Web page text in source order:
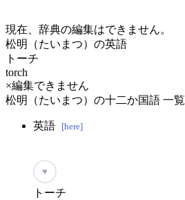
現在、辞典の編集はできません。
松明（たいまつ）の英語
トーチ
torch
×編集できません
松明（たいまつ）の十二か国語 一覧
英語 [here]
♥
トーチ